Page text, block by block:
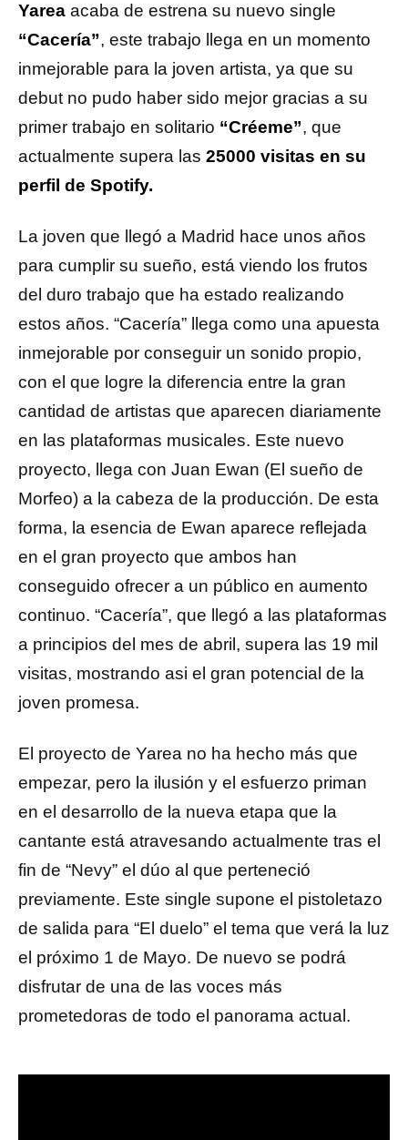
Yarea acaba de estrena su nuevo single
“Cacería”, este trabajo llega en un momento
inmejorable para la joven artista, ya que su
debut no pudo haber sido mejor gracias a su
primer trabajo en solitario “Créeme”, que
actualmente supera las 25000 visitas en su
perfil de Spotify.
La joven que llegó a Madrid hace unos años
para cumplir su sueño, está viendo los frutos
del duro trabajo que ha estado realizando
estos años. “Cacería” llega como una apuesta
inmejorable por conseguir un sonido propio,
con el que logre la diferencia entre la gran
cantidad de artistas que aparecen diariamente
en las plataformas musicales. Este nuevo
proyecto, llega con Juan Ewan (El sueño de
Morfeo) a la cabeza de la producción. De esta
forma, la esencia de Ewan aparece reflejada
en el gran proyecto que ambos han
conseguido ofrecer a un público en aumento
continuo. “Cacería”, que llegó a las plataformas
a principios del mes de abril, supera las 19 mil
visitas, mostrando asi el gran potencial de la
joven promesa.
El proyecto de Yarea no ha hecho más que
empezar, pero la ilusión y el esfuerzo priman
en el desarrollo de la nueva etapa que la
cantante está atravesando actualmente tras el
fin de “Nevy” el dúo al que perteneció
previamente. Este single supone el pistoletazo
de salida para “El duelo” el tema que verá la luz
el próximo 1 de Mayo. De nuevo se podrá
disfrutar de una de las voces más
prometedoras de todo el panorama actual.